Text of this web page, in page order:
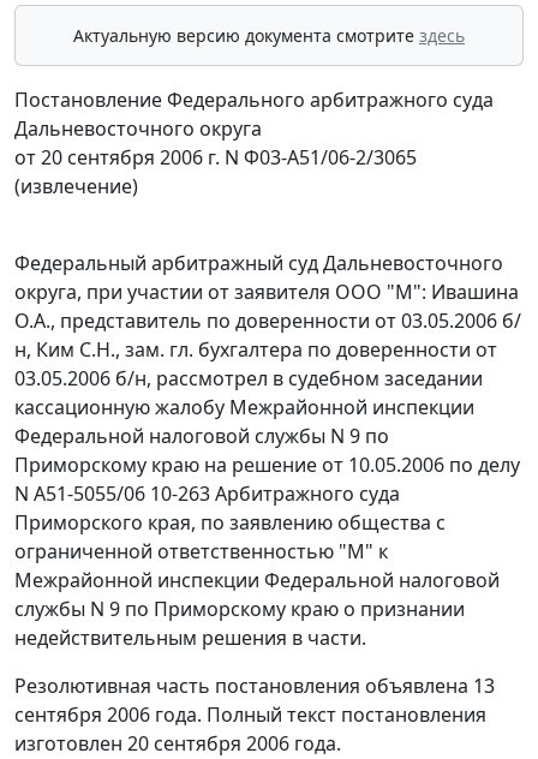
Актуальную версию документа смотрите здесь
Постановление Федерального арбитражного суда
Дальневосточного округа
от 20 сентября 2006 г. N Ф03-А51/06-2/3065
(извлечение)
Федеральный арбитражный суд Дальневосточного
округа, при участии от заявителя ООО "М": Ивашина
О.А., представитель по доверенности от 03.05.2006 б/
н, Ким С.Н., зам. гл. бухгалтера по доверенности от
03.05.2006 б/н, рассмотрел в судебном заседании
кассационную жалобу Межрайонной инспекции
Федеральной налоговой службы N 9 по
Приморскому краю на решение от 10.05.2006 по делу
N А51-5055/06 10-263 Арбитражного суда
Приморского края, по заявлению общества с
ограниченной ответственностью "М" к
Межрайонной инспекции Федеральной налоговой
службы N 9 по Приморскому краю о признании
недействительным решения в части.
Резолютивная часть постановления объявлена 13
сентября 2006 года. Полный текст постановления
изготовлен 20 сентября 2006 года.